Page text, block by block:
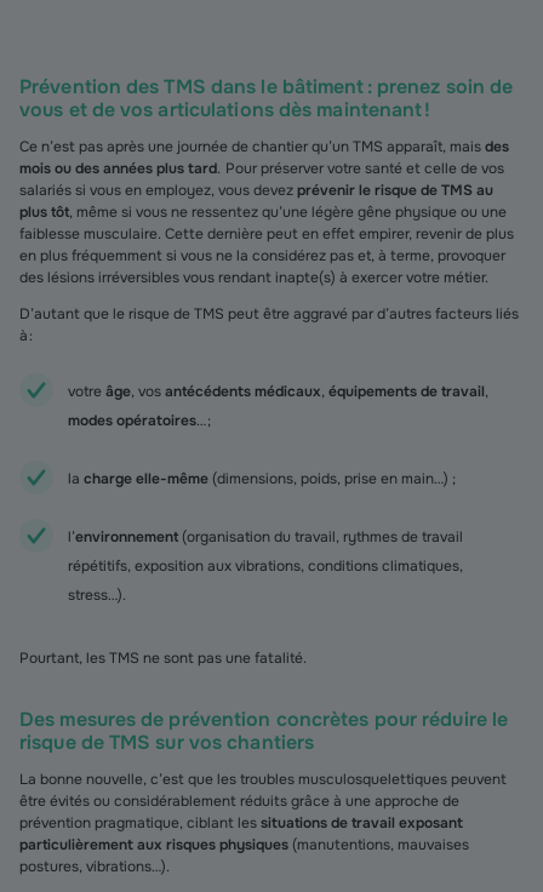
Prévention des TMS dans le bâtiment : prenez soin de
vous et de vos articulations dès maintenant !
Ce n’est pas après une journée de chantier qu’un TMS apparaît, maisdes
mois ou des années plus tard. Pour préserver votre santé et celle de vos
salariés si vous en employez, vous devezprévenir le risque de TMS au
plus tôt, même si vous ne ressentez qu’une légère gêne physique ou une
faiblesse musculaire. Cette dernière peut en effet empirer, revenir de plus
en plus fréquemment si vous ne la considérez pas et, à terme, provoquer
des lésions irréversibles vous rendant inapte(s) à exercer votre métier.
D’autant que le risque de TMS peut être aggravé par d’autres facteurs liés
à :
votreâge, vosantécédents médicaux, équipements de travail,
modes opératoires… ;
la charge elle-même (dimensions, poids, prise en main…) ;
l’environnement (organisation du travail, rythmes de travail
répétitifs, exposition aux vibrations, conditions climatiques,
stress…).
Pourtant, les TMS ne sont pas une fatalité.
Des mesures de prévention concrètes pour réduire le
risque de TMS sur vos chantiers
La bonne nouvelle, c’est que les troubles musculosquelettiques peuvent
être évités ou considérablement réduits grâce à une approche de
prévention pragmatique, ciblant lessituations de travail exposant
particulièrement aux risques physiques (manutentions, mauvaises
postures, vibrations…).